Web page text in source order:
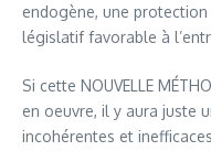
endogène, une
législatif favorable à
Si cette NOUVELLE
en oeuvre, il y aura juste
incohérentes et